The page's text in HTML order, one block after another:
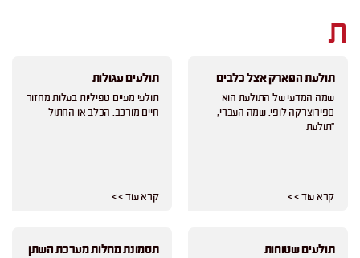
ת
תולעת הפארק אצל כלבים
שמה המדעי של התולעת הוא
ספירוצרקה לופי. שמה העברי,
"תולעת
קרא עוד > >
תולעים עגולות
תולעי מעיים טפיליות בעלות מחזור
חיים מורכב. הכלב או החתול
קרא עוד > >
תולעים שטוחות
תסמונת מחלות מערכת השתן